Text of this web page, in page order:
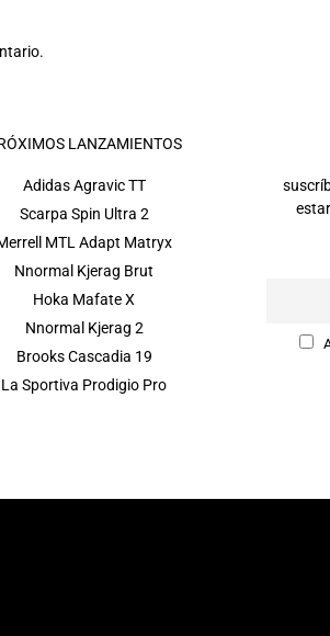
LANZAMIENTOS
Adidas Agravic TT
Scarpa Spin Ultra 2
MTL Adapt Matryx
Nnormal Kjerag Brut
Hoka Mafate X
Nnormal Kjerag 2
Brooks Cascadia 19
La Sportiva Prodigio Pro